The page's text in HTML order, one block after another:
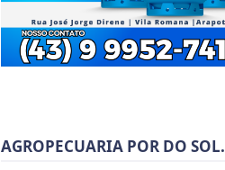
AGROPECUARIA POR DO SOL.